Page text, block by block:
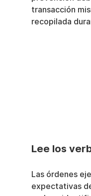
transacción
recopilada
Lee los
Las órdenes
expectativas